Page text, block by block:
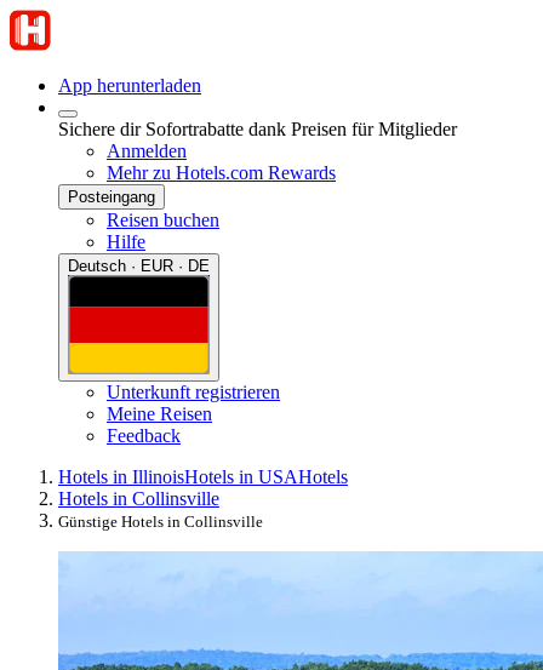
App herunterladen
Sichere dir Sofortrabatte dank Preisen für Mitglieder
Anmelden
Mehr zu Hotels.com Rewards
Posteingang
Reisen buchen
Hilfe
Deutsch · EUR · DE
Unterkunft registrieren
Meine Reisen
Feedback
Hotels in IllinoisHotels in USAHotels
Hotels in Collinsville
Günstige Hotels in Collinsville